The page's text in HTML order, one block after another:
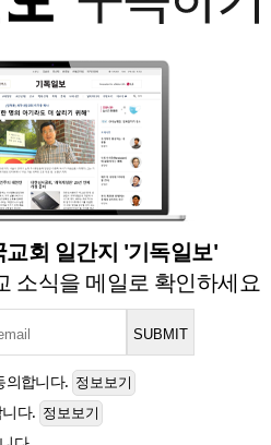
교회 일간지 '기독일보'
소식을 메일로 확인하세요
의합니다.
다.
입력 2025. 02. 12 17:59
경 판매 급증
스천포스트(CP)는 존 스톤스트